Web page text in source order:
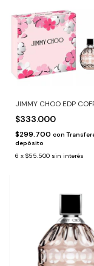
JIMMY CHOO EDP
$333.000
$299.700 con
depósito
6 x $55.500 sin interés